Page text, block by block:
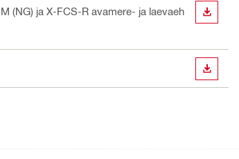
(NG) ja X-FCS-R avamere- ja laevaeh